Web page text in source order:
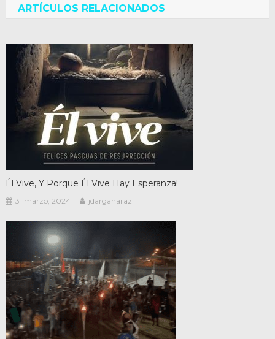
entradas
ARTÍCULOS RELACIONADOS
Él Vive, Y Porque Él Vive Hay Esperanza!
31 marzo, 2024 jdarganaraz